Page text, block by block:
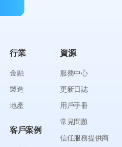
行業
金融
製造
地產
客戶案例
資源
服務中心
更新日誌
用戶手冊
常見問題
信任服務提供商